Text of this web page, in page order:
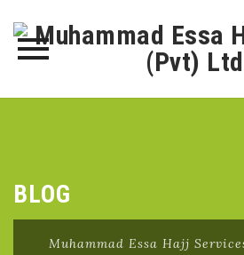
BLOG
Muhammad Essa Hajj